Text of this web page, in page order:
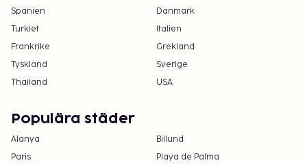
Spanien
Danmark
Turkiet
Italien
Frankrike
Grekland
Tyskland
Sverige
Thailand
USA
Populära städer
Alanya
Billund
Paris
Playa de Palma